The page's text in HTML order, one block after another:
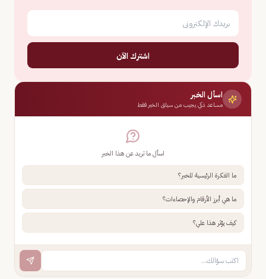
اشترك الآن
اسأل الخبر
مساعد ذكي يجيب من سياق الخبر فقط
اسأل ما تريد عن هذا الخبر
ما الفكرة الرئيسية للخبر؟
ما هي أبرز الأرقام والإحصاءات؟
كيف يؤثر هذا علي؟